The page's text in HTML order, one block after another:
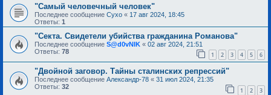
"Самый человечный человек"
Последнее сообщение Сухо « 17 авг 2024, 18:45
Ответы: 1
"Секта. Свидетели убийства гражданина Романова"
Последнее сообщение S@d0vNIK « 02 авг 2024, 21:51
Ответы: 78 1 2 3 4 5 6
"Двойной заговор. Тайны сталинских репрессий"
Последнее сообщение Александр-78 « 31 июл 2024, 21:35
Ответы: 32 1 2 3